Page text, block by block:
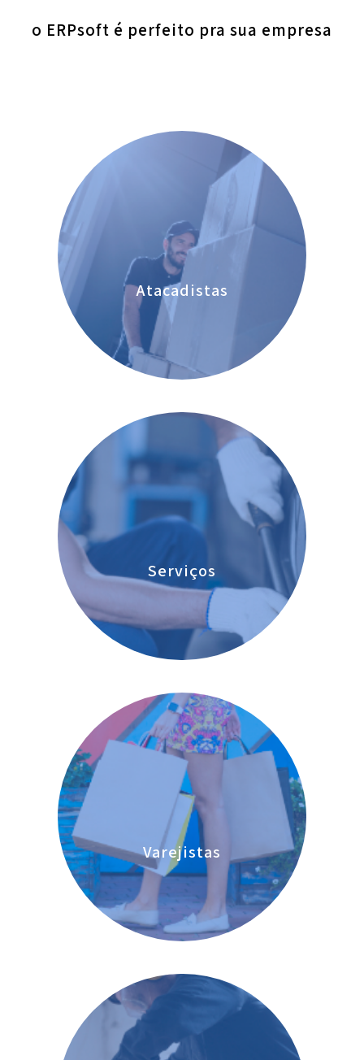
o ERPsoft é perfeito pra sua empresa
Atacadistas
Serviços
Varejistas